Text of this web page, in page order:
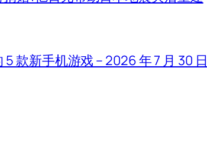
款新手机游戏 – 2026 年 7 月 30 日